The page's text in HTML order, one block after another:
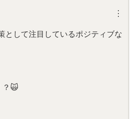
︙
として注目しているポジティブな
？🙀